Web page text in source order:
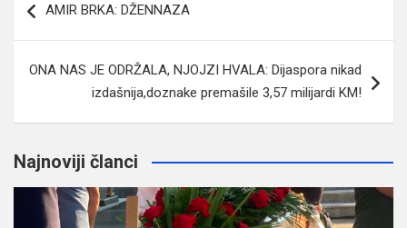
članaka
AMIR BRKA: DŽENNAZA
ONA NAS JE ODRŽALA, NJOJZI HVALA: Dijaspora nikad
izdašnija,doznake premašile 3,57 milijardi KM!
Najnoviji članci